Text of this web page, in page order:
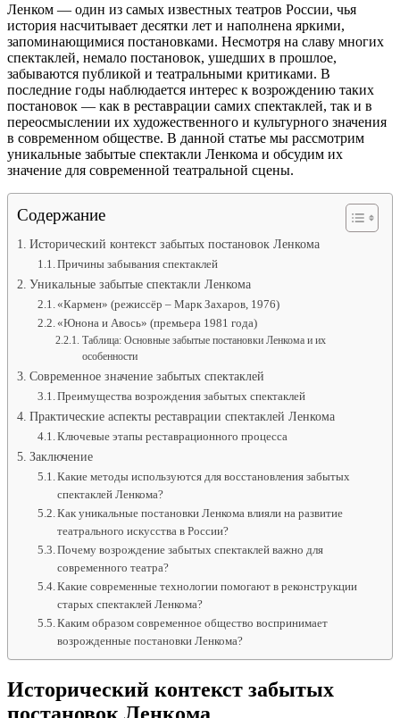
Ленком — один из самых известных театров России, чья
история насчитывает десятки лет и наполнена яркими,
запоминающимися постановками. Несмотря на славу многих
спектаклей, немало постановок, ушедших в прошлое,
забываются публикой и театральными критиками. В
последние годы наблюдается интерес к возрождению таких
постановок — как в реставрации самих спектаклей, так и в
переосмыслении их художественного и культурного значения
в современном обществе. В данной статье мы рассмотрим
уникальные забытые спектакли Ленкома и обсудим их
значение для современной театральной сцены.
Содержание
Исторический контекст забытых постановок Ленкома
Причины забывания спектаклей
Уникальные забытые спектакли Ленкома
«Кармен» (режиссёр – Марк Захаров, 1976)
«Юнона и Авось» (премьера 1981 года)
Таблица: Основные забытые постановки Ленкома и их
особенности
Современное значение забытых спектаклей
Преимущества возрождения забытых спектаклей
Практические аспекты реставрации спектаклей Ленкома
Ключевые этапы реставрационного процесса
Заключение
Какие методы используются для восстановления забытых
спектаклей Ленкома?
Как уникальные постановки Ленкома влияли на развитие
театрального искусства в России?
Почему возрождение забытых спектаклей важно для
современного театра?
Какие современные технологии помогают в реконструкции
старых спектаклей Ленкома?
Каким образом современное общество воспринимает
возрожденные постановки Ленкома?
Исторический контекст забытых
постановок Ленкома